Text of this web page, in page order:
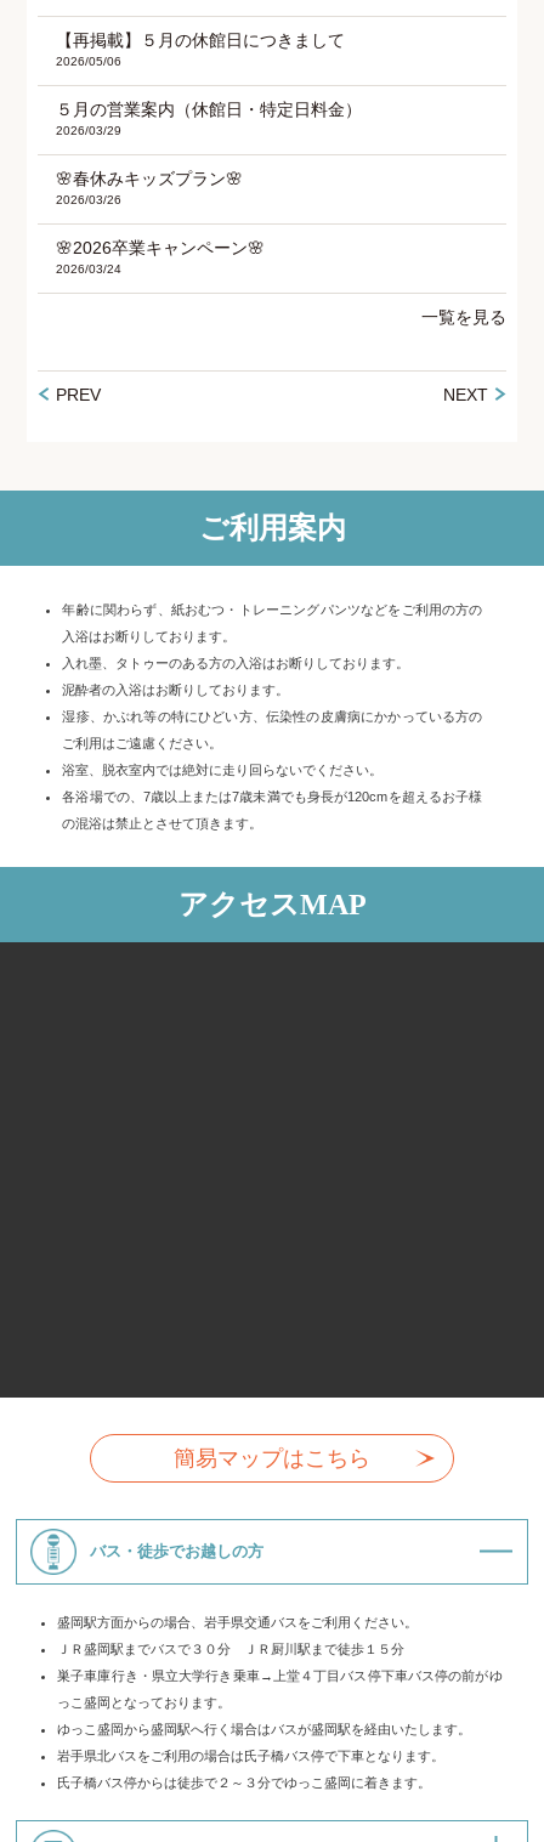
【再掲載】５月の休館日につきまして
2026/05/06
５月の営業案内（休館日・特定日料金）
2026/03/29
🌸春休みキッズプラン🌸
2026/03/26
🌸2026卒業キャンペーン🌸
2026/03/24
一覧を見る
PREV NEXT
ご利用案内
年齢に関わらず、紙おむつ・トレーニングパンツなどをご利用の方の
入浴はお断りしております。
入れ墨、タトゥーのある方の入浴はお断りしております。
泥酔者の入浴はお断りしております。
湿疹、かぶれ等の特にひどい方、伝染性の皮膚病にかかっている方の
ご利用はご遠慮ください。
浴室、脱衣室内では絶対に走り回らないでください。
各浴場での、7歳以上または7歳未満でも身長が120cmを超えるお子様
の混浴は禁止とさせて頂きます。
アクセスMAP
簡易マップはこちら
バス・徒歩でお越しの方
盛岡駅方面からの場合、岩手県交通バスをご利用ください。
ＪＲ盛岡駅までバスで３０分 ＪＲ厨川駅まで徒歩１５分
巣子車庫行き・県立大学行き乗車→上堂４丁目バス停下車バス停の前がゆ
っこ盛岡となっております。
ゆっこ盛岡から盛岡駅へ行く場合はバスが盛岡駅を経由いたします。
岩手県北バスをご利用の場合は氏子橋バス停で下車となります。
氏子橋バス停からは徒歩で２～３分でゆっこ盛岡に着きます。